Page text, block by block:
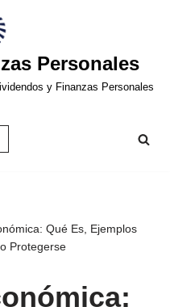
Personales
y Finanzas Personales
Qué Es, Ejemplos
Protegerse